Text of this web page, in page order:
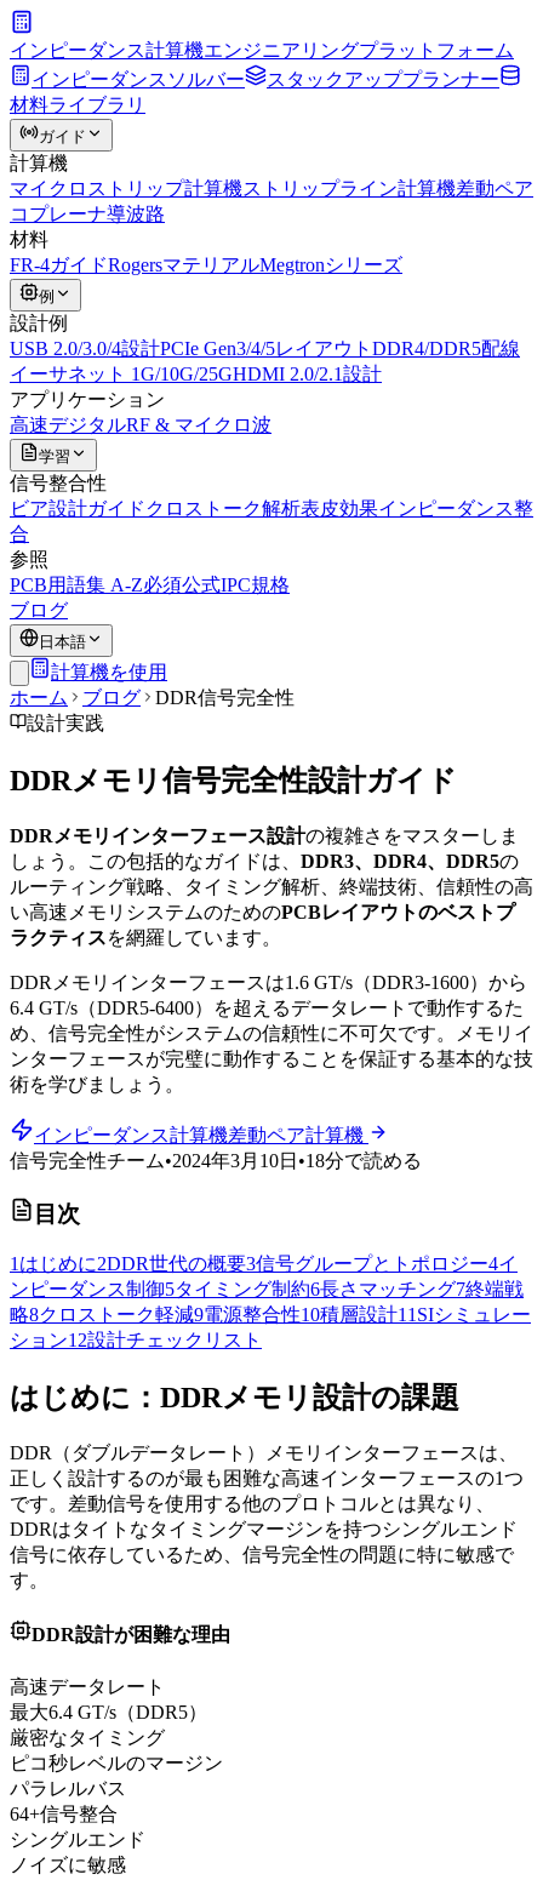
インピーダンス計算機エンジニアリングプラットフォーム
インピーダンスソルバー
スタックアッププランナー
材料ライブラリ
ガイド
計算機
マイクロストリップ計算機ストリップライン計算機差動ペア
コプレーナ導波路
材料
FR-4ガイドRogersマテリアルMegtronシリーズ
例
設計例
USB 2.0/3.0/4設計PCIe Gen3/4/5レイアウト DDR4/DDR5配線
イーサネット 1G/10G/25GHDMI 2.0/2.1設計
アプリケーション
高速デジタルRF & マイクロ波
学習
信号整合性
ビア設計ガイド クロストーク解析表皮効果インピーダンス整
合
参照
PCB用語集 A-Z必須公式IPC規格
ブログ
日本語
計算機を使用
ホーム
ブログ
DDR信号完全性
設計実践
DDRメモリ信号完全性設計ガイド
DDRメモリインターフェース設計の複雑さをマスターしま
しょう。この包括的なガイドは、 DDR3、DDR4、DDR5の
ルーティング戦略、タイミング解析、終端技術、信頼性の高
い高速メモリシステムのためのPCBレイアウトのベストプ
ラクティスを網羅しています。
DDRメモリインターフェースは1.6 GT/s（DDR3-1600）から
6.4 GT/s（DDR5-6400）を超えるデータレートで動作するた
め、信号完全性がシステムの信頼性に不可欠です。メモリイ
ンターフェースが完璧に動作することを保証する基本的な技
術を学びましょう。
インピーダンス計算機差動ペア計算機
信号完全性チーム•2024年3月10日 •18分で読める
目次
1 はじめに2DDR世代の概要3信号グループとトポロジー4イ
ンピーダンス制御5タイミング制約6長さマッチング7終端戦
略8クロストーク軽減9電源整合性10積層設計11 SIシミュレー
ション12設計チェックリスト
はじめに：DDRメモリ設計の課題
DDR（ダブルデータレート）メモリインターフェースは、
正しく設計するのが最も困難な高速インターフェースの1つ
です。差動信号を使用する他のプロトコルとは異なり、
DDRはタイトなタイミングマージンを持つシングルエンド
信号に依存しているため、信号完全性の問題に特に敏感で
す。
DDR設計が困難な理由
高速データレート
最大6.4 GT/s（DDR5）
厳密なタイミング
ピコ秒レベルのマージン
パラレルバス
64+信号整合
シングルエンド
ノイズに敏感